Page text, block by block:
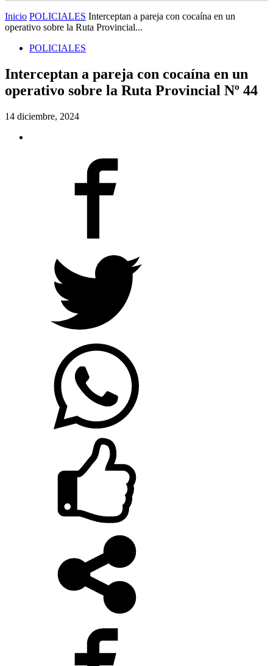
Inicio POLICIALES Interceptan a pareja con cocaína en un
operativo sobre la Ruta Provincial...
POLICIALES
Interceptan a pareja con cocaína en un
operativo sobre la Ruta Provincial Nº 44
14 diciembre, 2024